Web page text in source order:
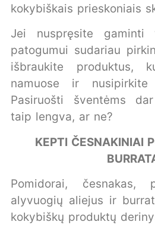
kokybiškais prieskoniais
Jei nuspręsite gaminti
patogumui sudariau
išbraukite produktus,
namuose ir
Pasiruošti šventėms
taip lengva, ar ne?
KEPTI ČESNAKINIAI
Pomidorai, česnakas,
alyvuogių aliejus ir
kokybiškų produktų